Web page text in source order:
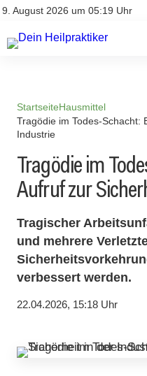
9. August 2026 um 05:19 Uhr
Impressum
Natürliche Medizin
Heilpflanzen &
StartseiteHausmittel
Tragödie im Todes-Schacht:
Industrie
Tragödie im
Aufruf zur
Tragischer
und mehrere
verbessert werden.
22.04.2026, 15:18 Uhr